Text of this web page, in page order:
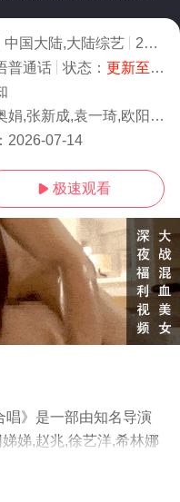
中国大陆,大陆综艺 2026
普通话 状态： 更新至20260627期
袁一琦,欧阳娣娣,赵兆,徐艺洋,希林娜依·高,钟辰乐,代露娃,许馨文,王安宇,张颜齐,谢可寅,
2026-07-14
 极速观看
唱》是一部由知名导演
娣,赵兆,徐艺洋,希林娜
,张颜齐,谢可寅,邵子恒,